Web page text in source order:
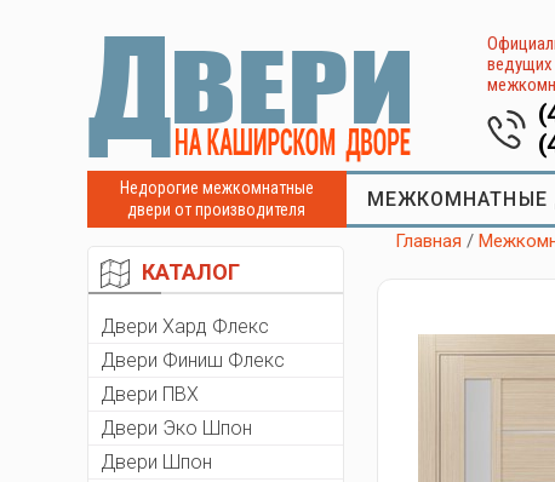
ведущих
Недорогие межкомнатные
двери от производителя
МЕЖКОМНАТНЫЕ
КАТАЛОГ
Двери Хард Флекс
Двери Финиш Флекс
Двери ПВХ
Двери Эко Шпон
Двери Шпон
Главная /